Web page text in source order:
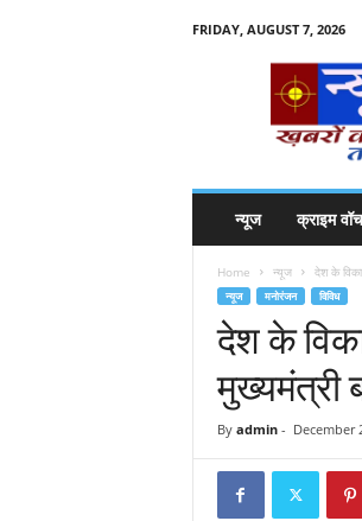
FRIDAY, AUGUST 7, 2026
न्यूज क्राइम वॉच
Home न्यूज देश के
न्यूज मनोरंजन विविध
देश के
मुख्यमंत्री
By admin- December